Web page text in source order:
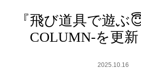
『飛び道具で遊ぶ
COLUMN-を更
2025.10.16